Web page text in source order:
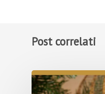
Post correlati